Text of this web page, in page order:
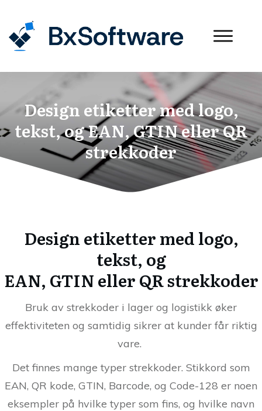
Design etiketter med logo,
tekst, og EAN, GTIN eller QR
strekkoder
Design etiketter med logo,
tekst, og
EAN, GTIN eller QR strekkoder
Bruk av strekkoder i lager og logistikk øker
effektiviteten og samtidig sikrer at kunder får riktig
vare.
Det finnes mange typer strekkoder. Stikkord som
EAN, QR kode, GTIN, Barcode, og Code-128 er noen
eksempler på hvilke typer som fins, og hvilke navn